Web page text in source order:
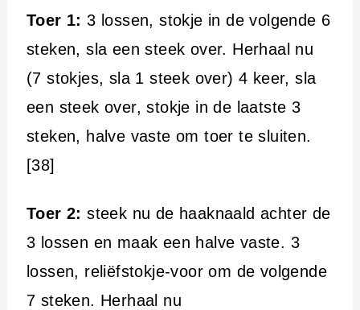
Toer 1: 3 lossen, stokje in de volgende 6
steken, sla een steek over. Herhaal nu
(7 stokjes, sla 1 steek over) 4 keer, sla
een steek over, stokje in de laatste 3
steken, halve vaste om toer te sluiten.
[38]
Toer 2: steek nu de haaknaald achter de
3 lossen en maak een halve vaste. 3
lossen, reliëfstokje-voor om de volgende
7 steken. Herhaal nu